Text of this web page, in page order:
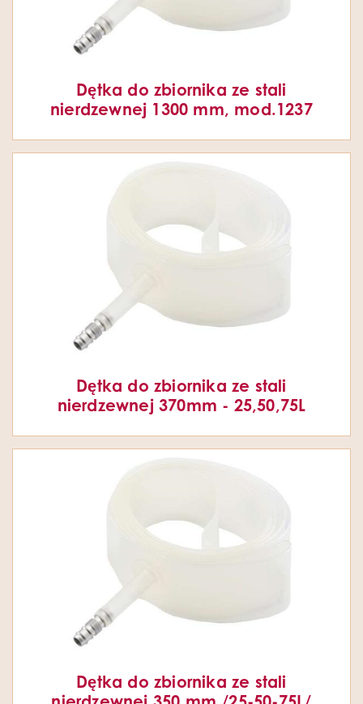
Dętka do zbiornika ze stali
nierdzewnej 1300 mm, mod.1237
Dętka do zbiornika ze stali
nierdzewnej 370mm - 25,50,75L
Dętka do zbiornika ze stali